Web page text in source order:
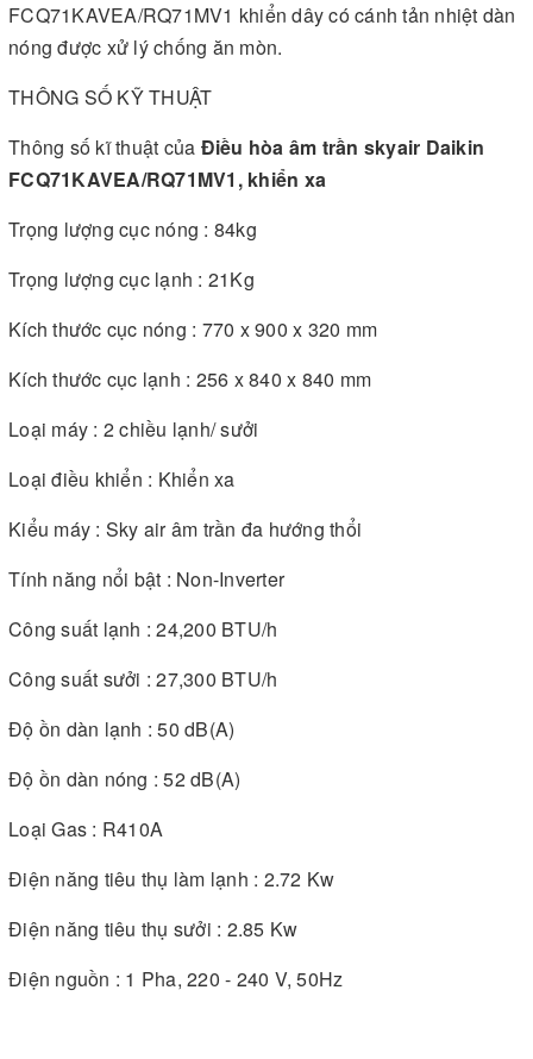
FCQ71KAVEA/RQ71MV1 khiển dây có cánh tản nhiệt dàn
nóng được xử lý chống ăn mòn.
THÔNG SỐ KỸ THUẬT
Thông số kĩ thuật của Điều hòa âm trần skyair Daikin
FCQ71KAVEA/RQ71MV1, khiển xa
Trọng lượng cục nóng : 84kg
Trọng lượng cục lạnh : 21Kg
Kích thước cục nóng : 770 x 900 x 320 mm
Kích thước cục lạnh : 256 x 840 x 840 mm
Loại máy : 2 chiều lạnh/ sưởi
Loại điều khiển : Khiển xa
Kiểu máy : Sky air âm trần đa hướng thổi
Tính năng nổi bật : Non-Inverter
Công suất lạnh : 24,200 BTU/h
Công suất sưởi : 27,300 BTU/h
Độ ồn dàn lạnh : 50 dB(A)
Độ ồn dàn nóng : 52 dB(A)
Loại Gas : R410A
Điện năng tiêu thụ làm lạnh : 2.72 Kw
Điện năng tiêu thụ sưởi : 2.85 Kw
Điện nguồn : 1 Pha, 220 - 240 V, 50Hz